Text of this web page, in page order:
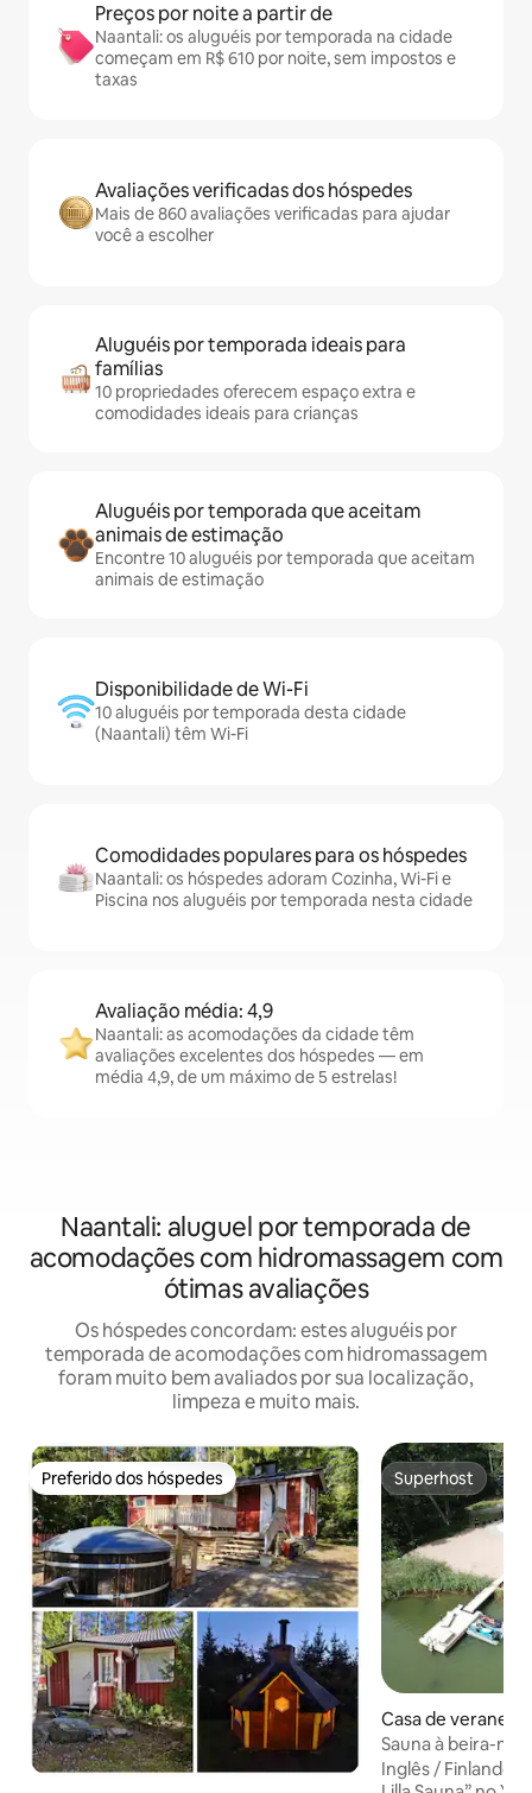
Preços por noite a partir de
Naantali: os aluguéis por temporada na cidade
começam em R$ 610 por noite, sem impostos e
taxas
Avaliações verificadas dos hóspedes
Mais de 860 avaliações verificadas para ajudar
você a escolher
Aluguéis por temporada ideais para
famílias
10 propriedades oferecem espaço extra e
comodidades ideais para crianças
Aluguéis por temporada que aceitam
animais de estimação
Encontre 10 aluguéis por temporada que aceitam
animais de estimação
Disponibilidade de Wi-Fi
10 aluguéis por temporada desta cidade
(Naantali) têm Wi-Fi
Comodidades populares para os hóspedes
Naantali: os hóspedes adoram Cozinha, Wi-Fi e
Piscina nos aluguéis por temporada nesta cidade
Avaliação média: 4,9
Naantali: as acomodações da cidade têm
avaliações excelentes dos hóspedes — em
média 4,9, de um máximo de 5 estrelas!
Naantali: aluguel por temporada de
acomodações com hidromassagem com
ótimas avaliações
Os hóspedes concordam: estes aluguéis por
temporada de acomodações com hidromassagem
foram muito bem avaliados por sua localização,
limpeza e muito mais.
Preferido dos hóspedes
Preferido dos hóspedes Superhost
Superhost
Casa de veraneio
Sauna à beira-
hidromassagem,
Inglês / Finlandês Assista ao vídeo “Villa